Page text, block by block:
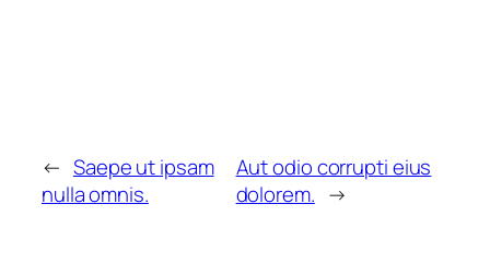
← Saepe ut ipsam
nulla omnis.
Aut odio corrupti eius
dolorem. →